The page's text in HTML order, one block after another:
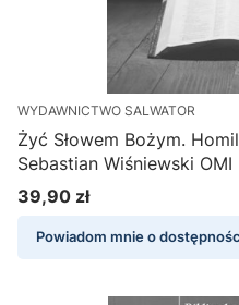
WYDAWNICTWO SALWATOR
Żyć Słowem Bożym.
Sebastian Wiśniewski OMI
Cena
39,90 zł
Powiadom mnie o